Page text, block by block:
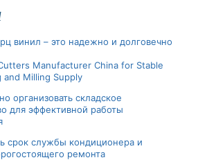
винил – это надежно и долговечно
Manufacturer China for Stable
and Milling Supply
организовать складское
для эффективной работы
срок службы кондиционера и
ремонта